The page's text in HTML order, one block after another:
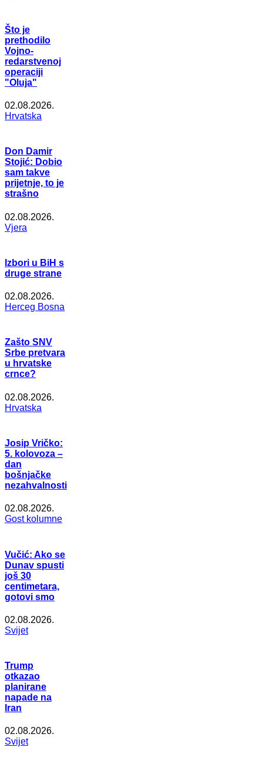
Što je
prethodilo
Vojno-
redarstvenoj
operaciji
"Oluja"
02.08.2026.
Hrvatska
Don Damir
Stojić: Dobio
sam takve
prijetnje, to je
strašno
02.08.2026.
Vjera
Izbori u BiH s
druge strane
02.08.2026.
Herceg Bosna
Zašto SNV
Srbe pretvara
u hrvatske
crnce?
02.08.2026.
Hrvatska
Josip Vričko:
5. kolovoza –
dan
bošnjačke
nezahvalnosti
02.08.2026.
Gost kolumne
Vučić: Ako se
Dunav spusti
još 30
centimetara,
gotovi smo
02.08.2026.
Svijet
Trump
otkazao
planirane
napade na
Iran
02.08.2026.
Svijet